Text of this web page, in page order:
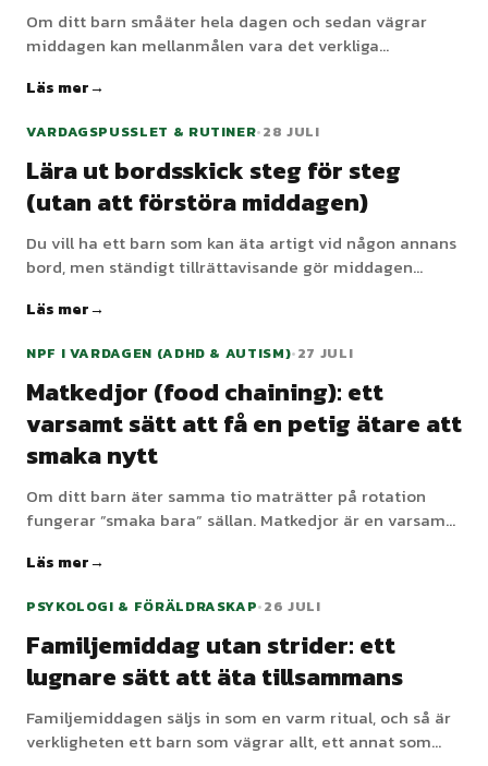
Om ditt barn småäter hela dagen och sedan vägrar
middagen kan mellanmålen vara det verkliga
och mellanmål gör alla hungrigare vid rätt tider och
Läs mer
VARDAGSPUSSLET & RUTINER•28 JULI
Lära ut bordsskick steg för steg
(utan att förstöra middagen)
Du vill ha ett barn som kan äta artigt vid någon annans
bord, men ständigt tillrättavisande gör middagen
färdigheter som kommer gradvis. Så lär du ut dem utan
Läs mer
NPF I VARDAGEN (ADHD & AUTISM)•27 JULI
Matkedjor (food chaining): ett
varsamt sätt att få en petig ätare att
smaka nytt
Om ditt barn äter samma tio maträtter på rotation
fungerar ”smaka bara” sällan. Matkedjor är en varsam
redan älskar till nya, en liten förändring i taget.
Läs mer
PSYKOLOGI & FÖRÄLDRASKAP•26 JULI
Familjemiddag utan strider: ett
lugnare sätt att äta tillsammans
Familjemiddagen säljs in som en varm ritual, och så är
verkligheten ett barn som vägrar allt, ett annat som